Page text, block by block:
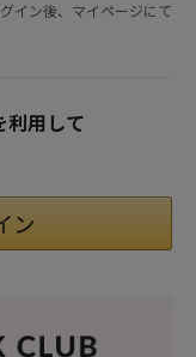
イン後、マイページにて
利用して